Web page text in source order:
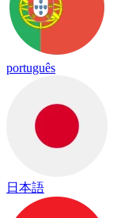
português
日本語